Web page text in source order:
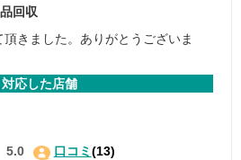
回収
きました。ありがとうございま
対応した店舗
5.0 口コミ(13)